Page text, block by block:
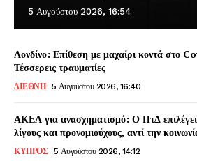
5 Αυγούστου 2026, 16:54
Λονδίνο: Επίθεση με μαχαίρι κοντά στο
Τέσσερεις τραυματίες
ΔΙΕΘΝΗ 5 Αυγούστου 2026, 16:40
ΑΚΕΛ για ανασχηματισμό: Ο ΠτΔ επιλέγει
λίγους και προνομιούχους, αντί την
ΚΥΠΡΟΣ 5 Αυγούστου 2026, 14:12